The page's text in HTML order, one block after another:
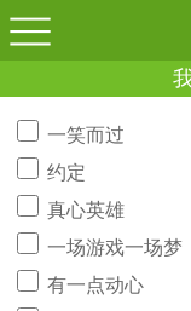
一笑而过
约定
真心英雄
一场游戏一场梦
有一点动心